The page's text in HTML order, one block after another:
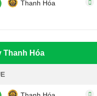
Thanh Hóa
Thanh Hóa